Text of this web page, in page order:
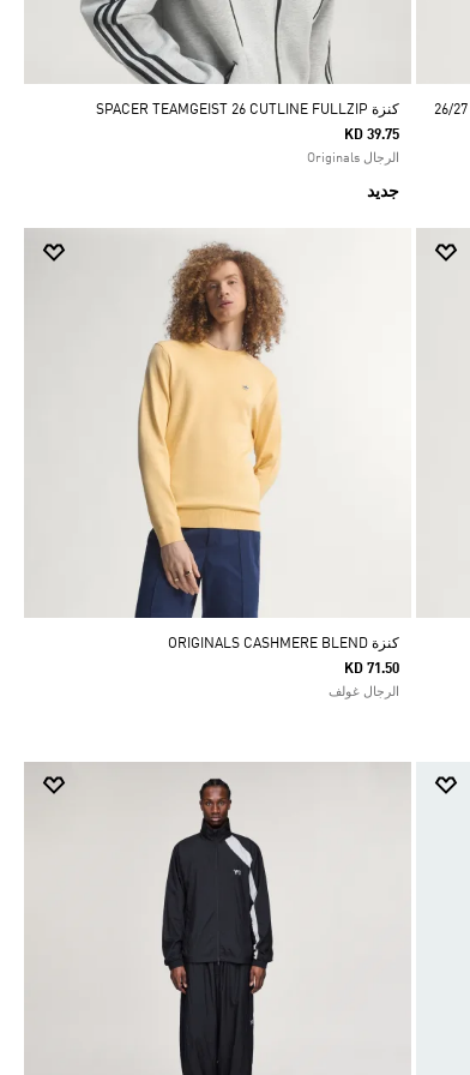
كنزة SPACER TEAMGEIST 26 CUTLINE FULLZIP
KD 39.75
الرجال Originals
جديد
كنزة ORIGINALS CASHMERE BLEND
KD 71.50
الرجال غولف